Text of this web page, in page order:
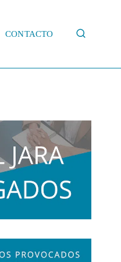
CONTACTO